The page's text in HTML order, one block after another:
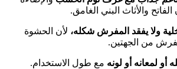
والأثاث البني الغامق.
ولا يفقد المفرش شكله، لأن الحشوة
من الجهتين.
أو لمعانه أو لونه مع طول الاستخدام.